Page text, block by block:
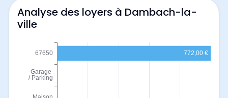
Analyse des loyers à Dambach-la-
ville